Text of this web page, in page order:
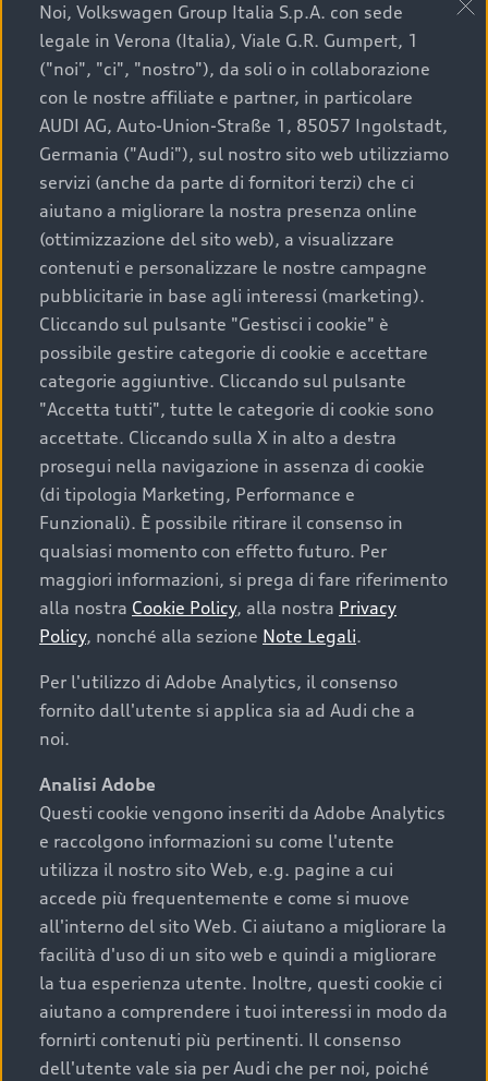
A breve verrai ricontattato dal Customer Care
Audi Center o direttamente dal Concessionario
che ti supporterà per finalizzare la tua richiesta.
La qualità di acquistare
un’auto usata Audi
Scegliere un’auto usata è una decisione che coniuga
convenienza, affidabilità e sostenibilità. Per fare un
acquisto sicuro, è essenziale considerare aspetti
determinanti come la garanzia inclusa e l’affidabilità del
marchio. Audi offre l’auto usata perfetta tramite Audi
Prima Scelta :plus
Cosa sapere prima di
acquistare la tua prossima
auto
I requisiti fondamentali da considerare prima di
acquistare un’auto usata, oltre al prezzo e all'aspetto,
chilometraggio: un valore contenuto corrisponde a
uno stato migliore del veicolo e a una maggiore
durata nel tempo;
cronologia dei tagliandi: una documentazione
completa della vettura certifica una manutenzione
costante e accurata;
condizioni della carrozzeria e degli interni: una
buona conservazione evidenzia cura e attenzione del
precedente proprietario;
Noi, Volkswagen Group Italia S.p.A. con sede
legale in Verona (Italia), Viale G.R. Gumpert, 1
("noi", "ci", "nostro"), da soli o in collaborazione
con le nostre affiliate e partner, in particolare
AUDI AG, Auto-Union-Straße 1, 85057 Ingolstadt,
Germania ("Audi"), sul nostro sito web utilizziamo
servizi (anche da parte di fornitori terzi) che ci
aiutano a migliorare la nostra presenza online
(ottimizzazione del sito web), a visualizzare
contenuti e personalizzare le nostre campagne
pubblicitarie in base agli interessi (marketing).
Cliccando sul pulsante "Gestisci i cookie" è
possibile gestire categorie di cookie e accettare
categorie aggiuntive. Cliccando sul pulsante
"Accetta tutti", tutte le categorie di cookie sono
accettate. Cliccando sulla X in alto a destra
prosegui nella navigazione in assenza di cookie
(di tipologia Marketing, Performance e
Funzionali). È possibile ritirare il consenso in
qualsiasi momento con effetto futuro. Per
maggiori informazioni, si prega di fare riferimento
alla nostra Cookie Policy, alla nostra Privacy
Policy, nonché alla sezione Note Legali.
Per l'utilizzo di Adobe Analytics, il consenso
fornito dall'utente si applica sia ad Audi che a
noi.
Analisi Adobe
Questi cookie vengono inseriti da Adobe Analytics
e raccolgono informazioni su come l'utente
utilizza il nostro sito Web, e.g. pagine a cui
accede più frequentemente e come si muove
all'interno del sito Web. Ci aiutano a migliorare la
facilità d'uso di un sito web e quindi a migliorare
la tua esperienza utente. Inoltre, questi cookie ci
aiutano a comprendere i tuoi interessi in modo da
fornirti contenuti più pertinenti. Il consenso
dell'utente vale sia per Audi che per noi, poiché